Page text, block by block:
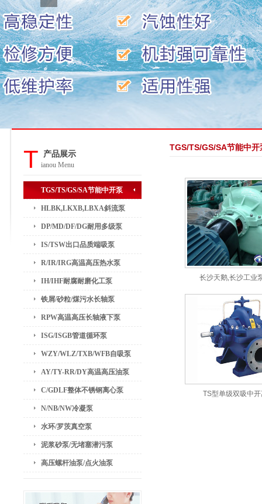
T 产品展示
ianou Menu
TGS/TS/GS/SA节能中开泵
HLBK,LKXB,LBXA斜流泵
DP/MD/DF/DG耐用多级泵
IS/TSW出口品质端吸泵
R/IR/IRG高温高压热水泵
IH/IHF耐腐耐磨化工泵
铁屑/砂粒/煤污水长轴泵
RPW高温高压长轴液下泵
ISG/ISGB管道循环泵
WZY/WLZ/TXB/WFB自吸泵
AY/TY-RR/DY高温高压油泵
C/GDLF整体不锈钢离心泵
N/NB/NW冷凝泵
水环/罗茨真空泵
泥浆砂泵/无堵塞潜污泵
高压螺杆油泵/点火油泵
TGS/TS/GS/SA节能中开
长沙天鹅,长沙工业
TS型单级双吸中